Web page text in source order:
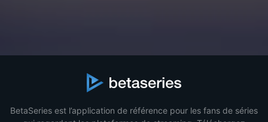
BetaSeries est l’application de référence pour les fans de séries